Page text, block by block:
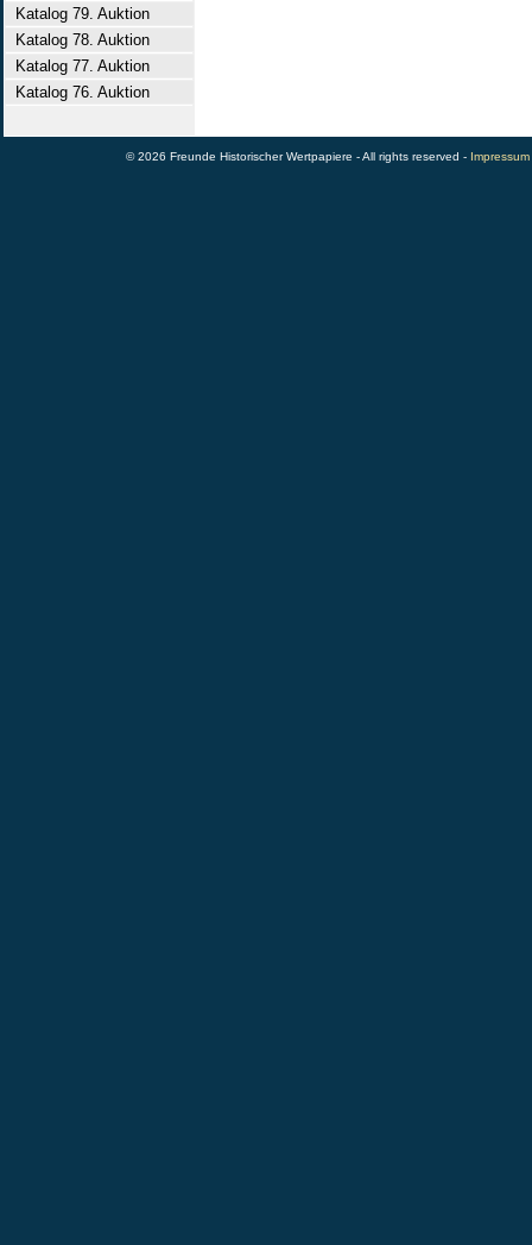
Katalog 79. Auktion
Katalog 78. Auktion
Katalog 77. Auktion
Katalog 76. Auktion
© 2026 Freunde Historischer Wertpapiere - All rights reserved - Impressum